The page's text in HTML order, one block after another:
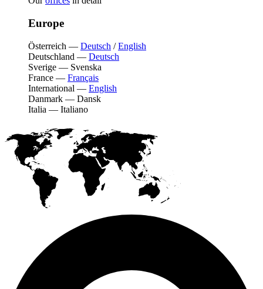
Europe
Österreich — Deutsch /English
Deutschland — Deutsch
Sverige — Svenska
France — Français
International — English
Danmark — Dansk
Italia — Italiano